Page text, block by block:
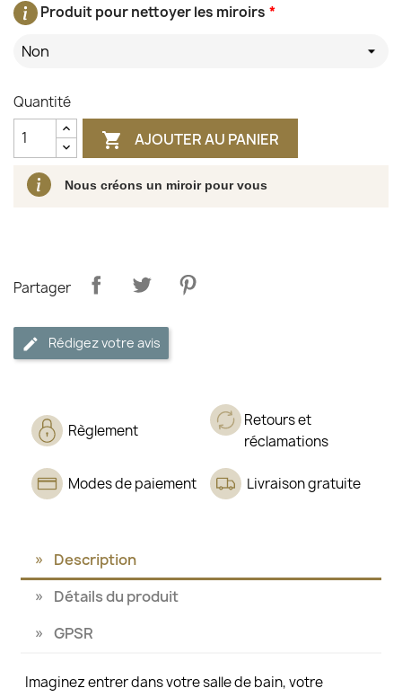
*
Produit pour nettoyer les miroirs
Non
Quantité
 AJOUTER AU PANIER
Nous créons un miroir pour vous
Partager
Rédigez votre avis
Règlement
Retours et
réclamations
Modes de paiement Livraison gratuite
Description
Détails du produit
GPSR
Imaginez entrer dans votre salle de bain, votre